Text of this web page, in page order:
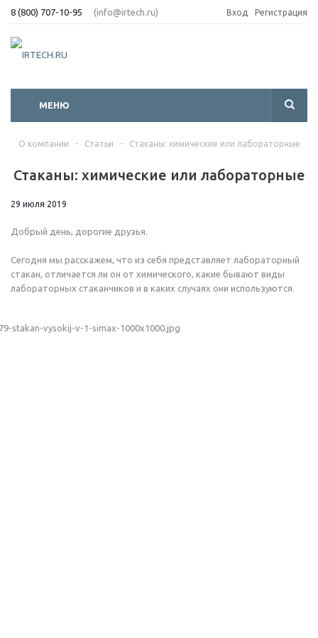
8 (800) 707-10-95 (info@irtech.ru) Вход Регистрация
МЕНЮ
О компании - Статьи - Стаканы: химические или лабораторные
Стаканы: химические или лабораторные
29 июля 2019
Добрый день, дорогие друзья.
Сегодня мы расскажем, что из себя представляет лабораторный
стакан, отличается ли он от химического, какие бывают виды
лабораторных стаканчиков и в каких случаях они используются.